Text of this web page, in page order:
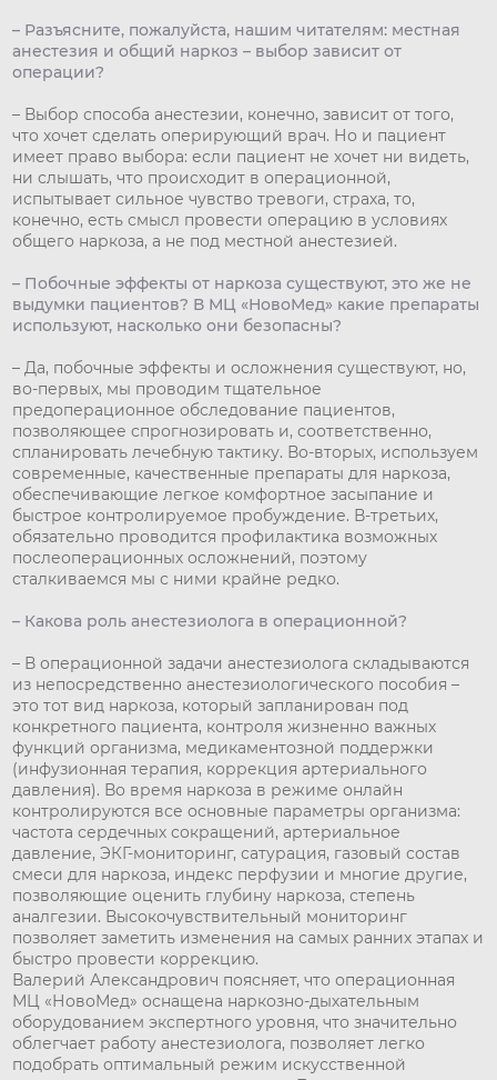
– Разъясните, пожалуйста, нашим читателям: местная
анестезия и общий наркоз – выбор зависит от
операции?
– Выбор способа анестезии, конечно, зависит от того,
что хочет сделать оперирующий врач. Но и пациент
имеет право выбора: если пациент не хочет ни видеть,
ни слышать, что происходит в операционной,
испытывает сильное чувство тревоги, страха, то,
конечно, есть смысл провести операцию в условиях
общего наркоза, а не под местной анестезией.
– Побочные эффекты от наркоза существуют, это же не
выдумки пациентов? В МЦ «НовоМед» какие препараты
используют, насколько они безопасны?
– Да, побочные эффекты и осложнения существуют, но,
во-первых, мы проводим тщательное
предоперационное обследование пациентов,
позволяющее спрогнозировать и, соответственно,
спланировать лечебную тактику. Во-вторых, используем
современные, качественные препараты для наркоза,
обеспечивающие легкое комфортное засыпание и
быстрое контролируемое пробуждение. В-третьих,
обязательно проводится профилактика возможных
послеоперационных осложнений, поэтому
сталкиваемся мы с ними крайне редко.
– Какова роль анестезиолога в операционной?
– В операционной задачи анестезиолога складываются
из непосредственно анестезиологического пособия –
это тот вид наркоза, который запланирован под
конкретного пациента, контроля жизненно важных
функций организма, медикаментозной поддержки
(инфузионная терапия, коррекция артериального
давления). Во время наркоза в режиме онлайн
контролируются все основные параметры организма:
частота сердечных сокращений, артериальное
давление, ЭКГ-мониторинг, сатурация, газовый состав
смеси для наркоза, индекс перфузии и многие другие,
позволяющие оценить глубину наркоза, степень
аналгезии. Высокочувствительный мониторинг
позволяет заметить изменения на самых ранних этапах и
быстро провести коррекцию.
Валерий Александрович поясняет, что операционная
МЦ «НовоМед» оснащена наркозно-дыхательным
оборудованием экспертного уровня, что значительно
облегчает работу анестезиолога, позволяет легко
подобрать оптимальный режим искусственной